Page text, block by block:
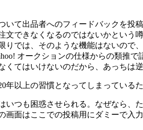
て出品者へのフィードバックを投
できなくなるのではないかという
では、そのような機能はないので
オークションの仕様からの類推
てはいけないのだから、あっちは
以上の習慣となってしまっている
つも困惑させられる。なぜなら、
面はここでの投稿用にダミーで入